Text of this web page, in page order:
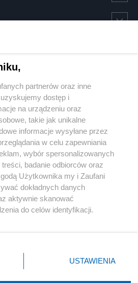
Instagram Youtube
partnerów oraz inne
dostęp i
na urządzeniu oraz
takie jak unikalne
informacje wysyłane przez
w celu zapewniania
wybór spersonalizowanych
badanie odbiorców oraz
Użytkownika my i Zaufani
dokładnych danych
aktywnie skanować
do celów identyfikacji.
przycisk ustawień prywatności
dolnym rogu strony
nie wymagają zgody
USTAWIENIA